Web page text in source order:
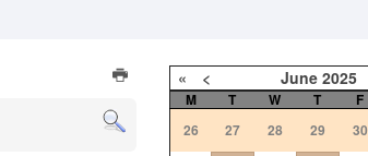
« < June 2025
M T W T F
26
27 28 29 30